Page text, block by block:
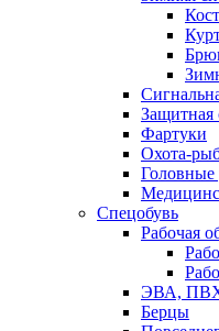
Защитная
Фартуки
Охота-
Спецобувь
Рабочая
ЭВА, ПВХ
Берцы